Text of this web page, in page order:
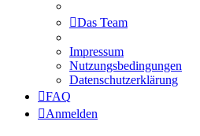
Das Team
Impressum
Nutzungsbedingungen
Datenschutzerklärung
FAQ
Anmelden